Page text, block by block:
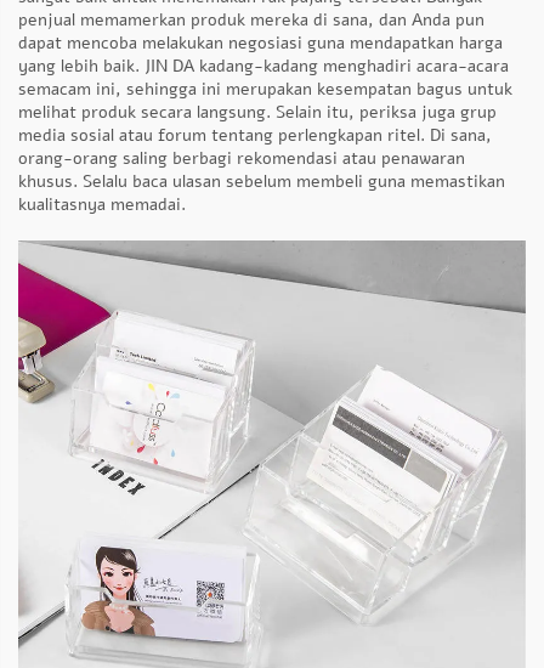
penjual memamerkan produk mereka di sana, dan Anda pun
dapat mencoba melakukan negosiasi guna mendapatkan harga
yang lebih baik. JIN DA kadang-kadang menghadiri acara-acara
semacam ini, sehingga ini merupakan kesempatan bagus untuk
melihat produk secara langsung. Selain itu, periksa juga grup
media sosial atau forum tentang perlengkapan ritel. Di sana,
orang-orang saling berbagi rekomendasi atau penawaran
khusus. Selalu baca ulasan sebelum membeli guna memastikan
kualitasnya memadai.